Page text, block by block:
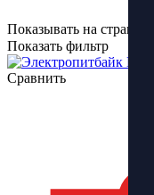
Показывать на странице
Показать фильтр
Сравнить